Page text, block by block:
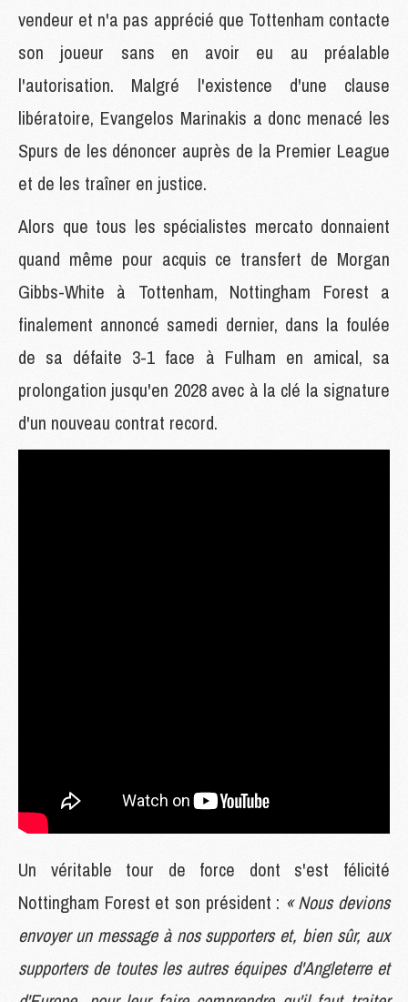
vendeur et n'a pas apprécié que Tottenham contacte
son joueur sans en avoir eu au préalable
l'autorisation. Malgré l'existence d'une clause
libératoire, Evangelos Marinakis a donc menacé les
Spurs de les dénoncer auprès de la Premier League
et de les traîner en justice.
Alors que tous les spécialistes mercato donnaient
quand même pour acquis ce transfert de Morgan
Gibbs-White à Tottenham, Nottingham Forest a
finalement annoncé samedi dernier, dans la foulée
de sa défaite 3-1 face à Fulham en amical, sa
prolongation jusqu'en 2028 avec à la clé la signature
d'un nouveau contrat record.
Un véritable tour de force dont s'est félicité
Nottingham Forest et son président : « Nous devions
envoyer un message à nos supporters et, bien sûr, aux
supporters de toutes les autres équipes d'Angleterre et